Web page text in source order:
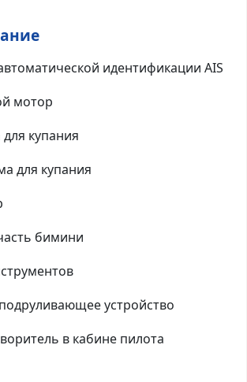
идентификации AIS
мотор
купания
для купания
бимини
устройство
в кабине пилота